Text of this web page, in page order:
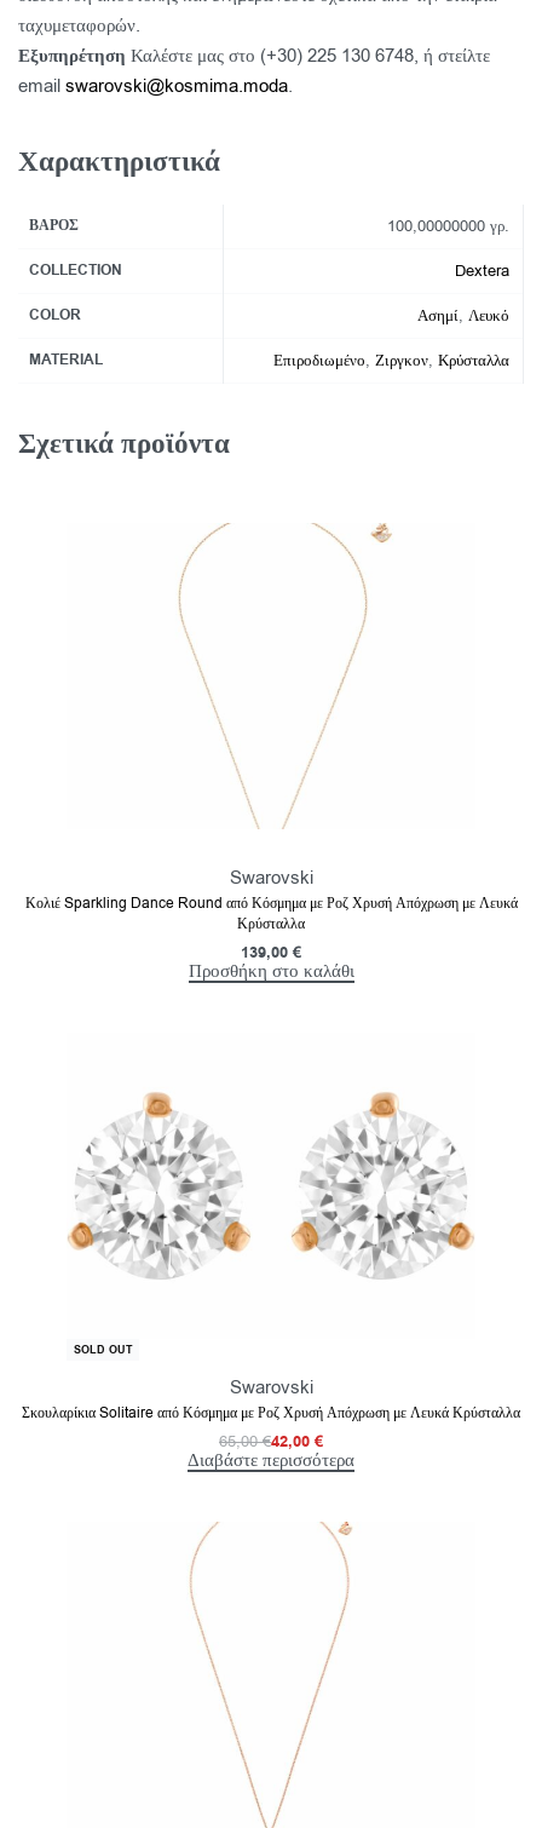
ταχυμεταφορών.
Εξυπηρέτηση Καλέστε μας στο (+30) 225 130 6748, ή στείλτε
email swarovski@kosmima.moda.
Χαρακτηριστικά
ΒΆΡΟΣ 100,00000000 γρ.
COLLECTION Dextera
COLOR Ασημί, Λευκό
MATERIAL Επιροδιωμένο, Ζιργκον, Κρύσταλλα
Σχετικά προϊόντα
Swarovski
Κολιέ Sparkling Dance Round από Κόσμημα με Ροζ Χρυσή Απόχρωση με Λευκά
Κρύσταλλα
139,00 €
Προσθήκη στο καλάθι
-35% OFF
SOLD OUT
Swarovski
Σκουλαρίκια Solitaire από Κόσμημα με Ροζ Χρυσή Απόχρωση με Λευκά Κρύσταλλα
65,00€42,00 €
Διαβάστε περισσότερα